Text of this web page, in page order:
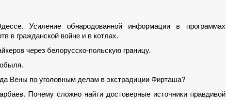
Усиление обнародованной информации в программах
в гражданской войне и в котлах.
через белорусско-польскую границу.
Вены по уголовным делам в экстрадиции Фирташа?
Почему сложно найти достоверные источники правдивой